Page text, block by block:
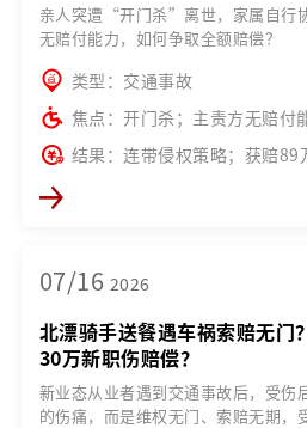
亲人突遭“开门杀”离世，家属自行
无赔付能力，如何争取全额赔偿？
类型：交通事故
焦点：开门杀；主责方无赔付
结果：连带侵权策略；获赔89
07/16 2026
北漂骑手送餐遇车祸索赔无门
30万新职伤赔偿？
新业态从业者遇到交通事故后，受伤
的伤痛，而是维权无门、索赔无期，